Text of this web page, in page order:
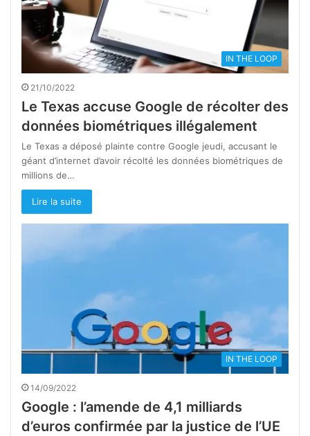
IN THE LOOP
21/10/2022
Le Texas accuse Google de récolter des
données biométriques illégalement
Le Texas a déposé plainte contre Google jeudi, accusant le
géant d’internet d’avoir récolté les données biométriques de
millions de…
Lire la suite
IN THE LOOP
14/09/2022
Google : l’amende de 4,1 milliards
d’euros confirmée par la justice de l’UE